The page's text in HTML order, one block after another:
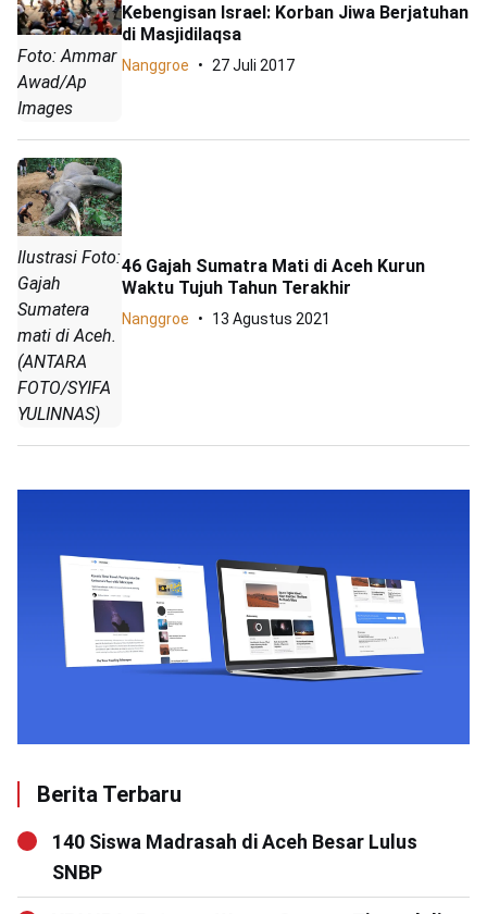
Foto: Ammar
Awad/Ap
Images
Kebengisan Israel: Korban Jiwa Berjatuhan
di Masjidilaqsa
Nanggroe 27 Juli 2017
Ilustrasi Foto:
Gajah
Sumatera
mati di Aceh.
(ANTARA
FOTO/SYIFA
YULINNAS)
46 Gajah Sumatra Mati di Aceh Kurun
Waktu Tujuh Tahun Terakhir
Nanggroe 13 Agustus 2021
Berita Terbaru
140 Siswa Madrasah di Aceh Besar Lulus
SNBP